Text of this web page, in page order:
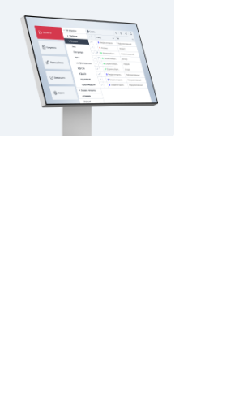
ДАННЫХ